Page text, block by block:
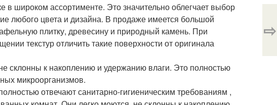
широком ассортименте. Это значительно облегчает выбор
любого цвета и дизайна. В продаже имеется большой
плитку, древесину и природный камень. При
текстур отличить такие поверхности от оригинала
склонны к накоплению и удержанию влаги. Это полностью
микроорганизмов.
отвечают санитарно-гигиеническим требованиям ,
⇨